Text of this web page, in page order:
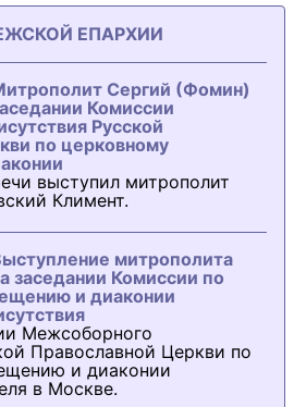
ЕПАРХИИ
Сергий (Фомин)
Комиссии
Русской
по церковному
выступил митрополит
Климент.
митрополита
заседании Комиссии по
и диаконии
Межсоборного
Православной Церкви по
и диаконии
в Москве.